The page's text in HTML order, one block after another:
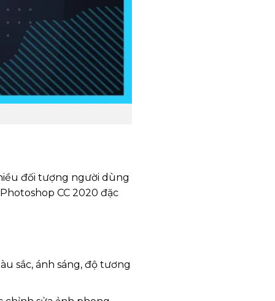
đối tượng người dùng
CC 2020 đặc
sắc, ánh sáng, độ tương